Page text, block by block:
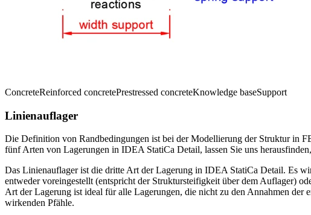
ConcreteReinforced concretePrestressed concreteKnowledge baseSupport
Linienauflager
Die Definition von Randbedingungen ist bei der Modellierung der Struktur in
fünf Arten von Lagerungen in IDEA StatiCa Detail, lassen Sie uns
Das Linienauflager ist die dritte Art der Lagerung in IDEA StatiCa Detail. Es
entweder voreingestellt (entspricht der Struktursteifigkeit über dem Auflager)
Art der Lagerung ist ideal für alle Lagerungen, die nicht zu den Annahmen der
wirkenden Pfähle.